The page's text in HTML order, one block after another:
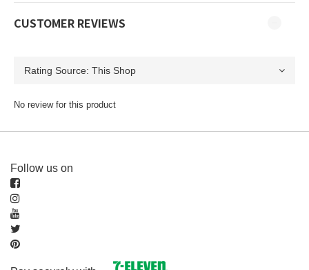
CUSTOMER REVIEWS
No review for this product
Follow us on